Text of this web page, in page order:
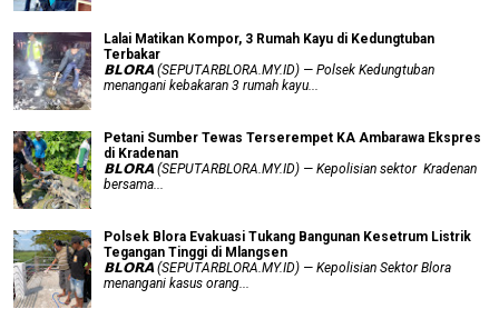
Lalai Matikan Kompor, 3 Rumah Kayu di Kedungtuban
Terbakar
𝗕𝗟𝗢𝗥𝗔 (SEPUTARBLORA.MY.ID) — Polsek Kedungtuban
menangani kebakaran 3 rumah kayu...
Petani Sumber Tewas Terserempet KA Ambarawa Ekspres
di Kradenan
𝗕𝗟𝗢𝗥𝗔 (SEPUTARBLORA.MY.ID) — Kepolisian sektor Kradenan
bersama...
Polsek Blora Evakuasi Tukang Bangunan Kesetrum Listrik
Tegangan Tinggi di Mlangsen
𝗕𝗟𝗢𝗥𝗔 (SEPUTARBLORA.MY.ID) — Kepolisian Sektor Blora
menangani kasus orang...